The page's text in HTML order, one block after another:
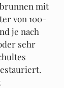
mit
von 100-
je nach
sehr